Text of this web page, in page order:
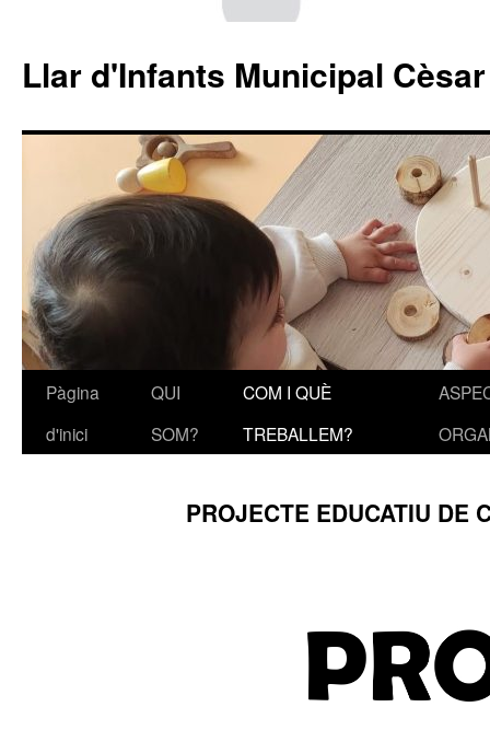
Llar d'Infants Municipal
Vés
Pàgina
d'inici
QUI
SOM?
COM I QUÈ
TREBALLEM?
PROJECTE EDUCATIU DE